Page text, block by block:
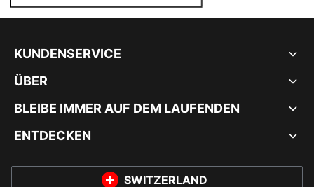
KUNDENSERVICE
ÜBER
BLEIBE IMMER AUF DEM LAUFENDEN
ENTDECKEN
SWITZERLAND